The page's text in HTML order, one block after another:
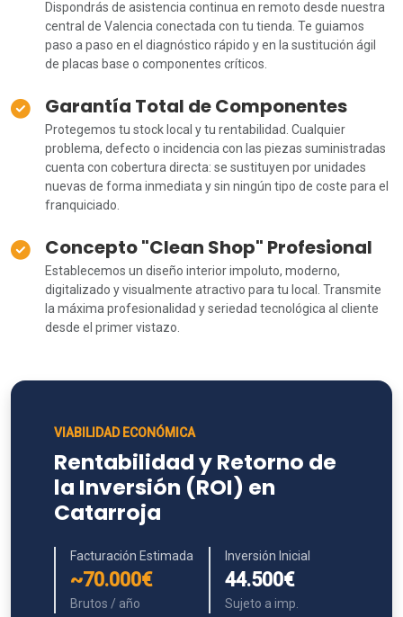
Dispondrás de asistencia continua en remoto desde nuestra
central de Valencia conectada con tu tienda. Te guiamos
paso a paso en el diagnóstico rápido y en la sustitución ágil
de placas base o componentes críticos.
Garantía Total de Componentes
Protegemos tu stock local y tu rentabilidad. Cualquier
problema, defecto o incidencia con las piezas suministradas
cuenta con cobertura directa: se sustituyen por unidades
nuevas de forma inmediata y sin ningún tipo de coste para el
franquiciado.
Concepto "Clean Shop" Profesional
Establecemos un diseño interior impoluto, moderno,
digitalizado y visualmente atractivo para tu local. Transmite
la máxima profesionalidad y seriedad tecnológica al cliente
desde el primer vistazo.
VIABILIDAD ECONÓMICA
Rentabilidad y Retorno de
la Inversión (ROI) en
Catarroja
Facturación Estimada
~70.000€
Brutos / año
Inversión Inicial
44.500€
Sujeto a imp.